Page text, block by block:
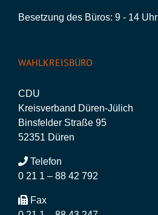
Besetzung des Büros: 9 - 14 Uhr
WAHLKREISBÜRO
CDU
Kreisverband Düren-Jülich
Binsfelder Straße 95
52351 Düren
Telefon
0 21 1 – 88 42 792
Fax